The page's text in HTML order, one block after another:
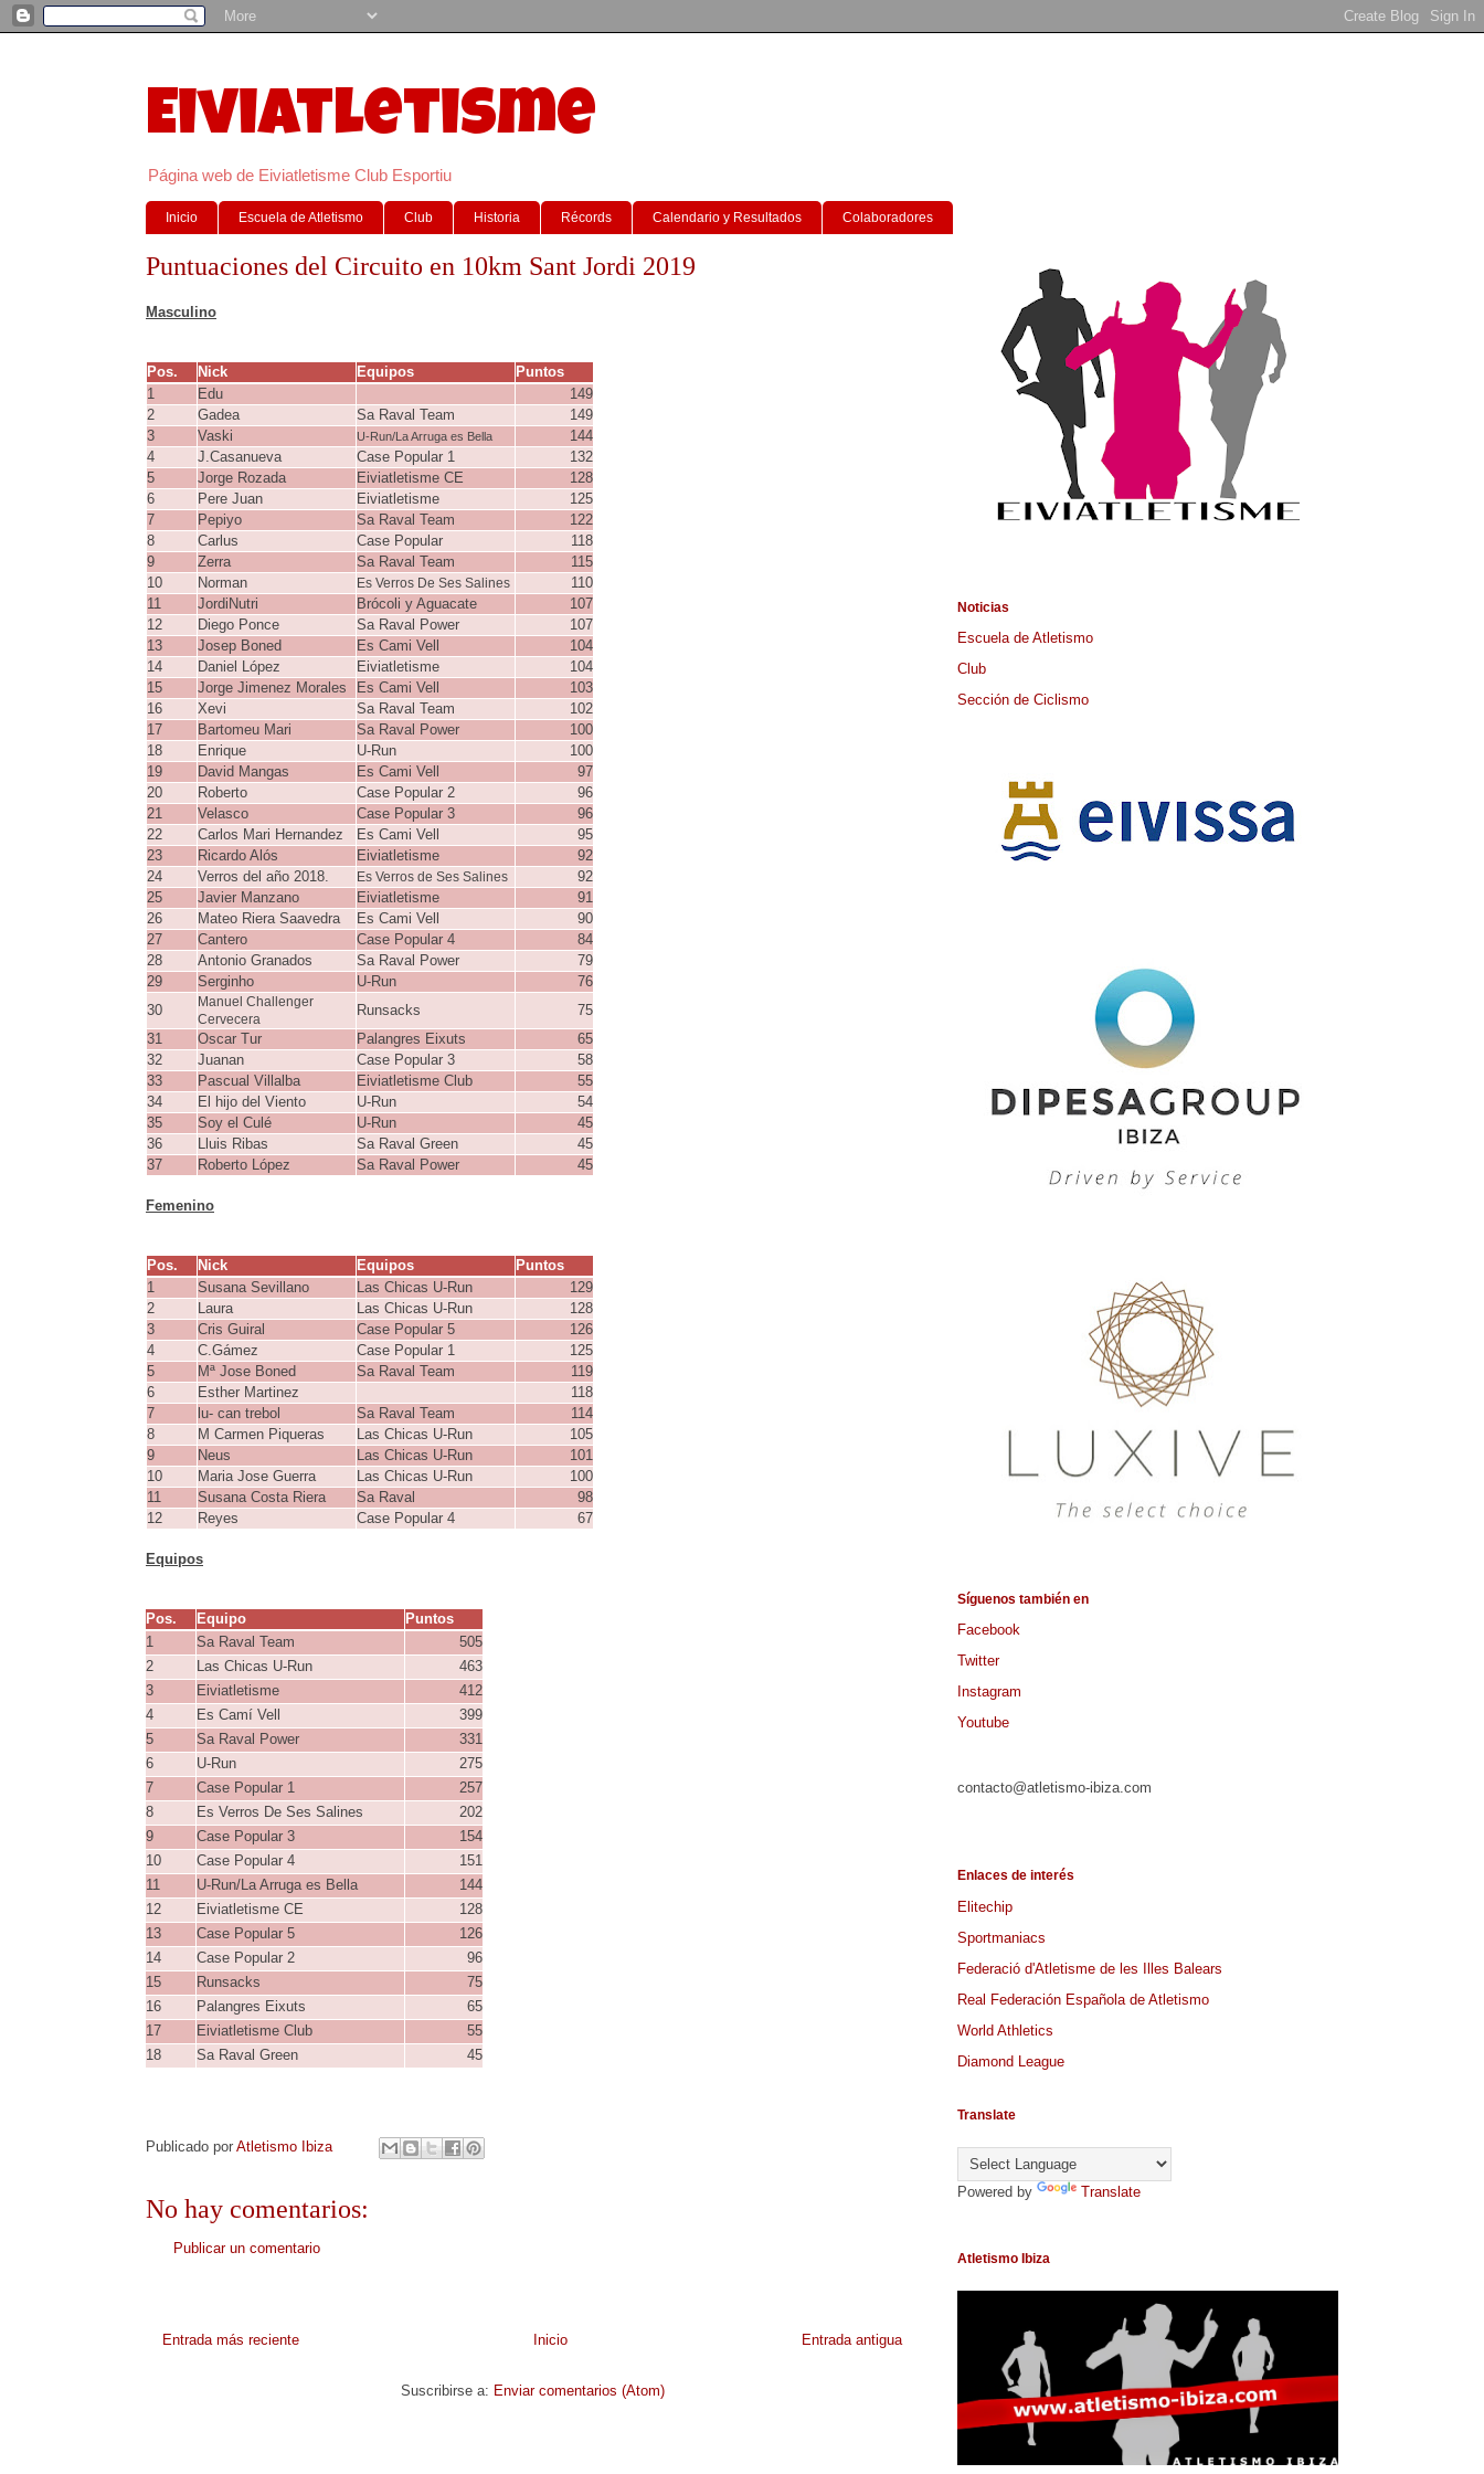
Eiviatletisme
Página web de Eiviatletisme Club Esportiu
Inicio Escuela de Atletismo Club Historia Récords Calendario y Resultados Colaboradores
Puntuaciones del Circuito en 10km Sant Jordi 2019
Masculino
Pos. Nick Equipos
Puntos
1
Edu
149
2
Gadea Sa Raval Team
149
3
Vaski U-Run/La Arruga es Bella
144
4
J.Casanueva Case Popular 1
132
5
Jorge Rozada Eiviatletisme CE
128
6
Pere Juan Eiviatletisme
125
7
Pepiyo Sa Raval Team
122
8
Carlus Case Popular
118
9
Zerra Sa Raval Team
115
10
Norman Es Verros De Ses Salines
110
11
JordiNutri Brócoli y Aguacate
107
12
Diego Ponce Sa Raval Power
107
13
Josep Boned Es Cami Vell
104
14
Daniel López Eiviatletisme
104
15
Jorge Jimenez Morales Es Cami Vell
103
16
Xevi Sa Raval Team
102
17
Bartomeu Mari Sa Raval Power
100
18
Enrique U-Run
100
19
David Mangas Es Cami Vell
97
20
Roberto Case Popular 2
96
21
Velasco Case Popular 3
96
22
Carlos Mari Hernandez Es Cami Vell
95
23
Ricardo Alós Eiviatletisme
92
24
Verros del año 2018. Es Verros de Ses Salines
92
25
Javier Manzano Eiviatletisme
91
26
Mateo Riera Saavedra Es Cami Vell
90
27
Cantero Case Popular 4
84
28
Antonio Granados Sa Raval Power
79
29
Serginho U-Run
76
30
Manuel Challenger
Cervecera
Runsacks
75
31
Oscar Tur Palangres Eixuts
65
32
Juanan Case Popular 3
58
33
Pascual Villalba Eiviatletisme Club
55
34
El hijo del Viento U-Run
54
35
Soy el Culé U-Run
45
36
Lluis Ribas Sa Raval Green
45
37
Roberto López Sa Raval Power 45
Femenino
Pos. Nick Equipos
Puntos
1
Susana Sevillano Las Chicas U-Run
129
2
Laura Las Chicas U-Run
128
3
Cris Guiral Case Popular 5
126
4
C.Gámez Case Popular 1
125
5
Mª Jose Boned Sa Raval Team
119
6
Esther Martinez
118
7
lu- can trebol Sa Raval Team
114
8
M Carmen Piqueras Las Chicas U-Run
105
9
Neus Las Chicas U-Run
101
10
Maria Jose Guerra Las Chicas U-Run
100
11
Susana Costa Riera Sa Raval
98
12
Reyes Case Popular 4 67
Equipos
Pos. Equipo
Puntos
1
Sa Raval Team
505
2
Las Chicas U-Run
463
3
Eiviatletisme
412
4
Es Camí Vell
399
5
Sa Raval Power
331
6
U-Run
275
7
Case Popular 1
257
8
Es Verros De Ses Salines
202
9
Case Popular 3
154
10
Case Popular 4
151
11
U-Run/La Arruga es Bella
144
12
Eiviatletisme CE
128
13
Case Popular 5
126
14
Case Popular 2
96
15
Runsacks
75
16
Palangres Eixuts
65
17
Eiviatletisme Club
55
18
Sa Raval Green 45
Publicado por Atletismo Ibiza
No hay comentarios:
Publicar un comentario
Entrada más reciente Entrada antigua
Inicio
Suscribirse a: Enviar comentarios (Atom)
Noticias
Escuela de Atletismo
Club
Sección de Ciclismo
Síguenos también en
Facebook
Twitter
Instagram
Youtube
contacto@atletismo-ibiza.com
Enlaces de interés
Elitechip
Sportmaniacs
Federació d'Atletisme de les Illes Balears
Real Federación Española de Atletismo
World Athletics
Diamond League
Translate
Powered by Translate
Atletismo Ibiza